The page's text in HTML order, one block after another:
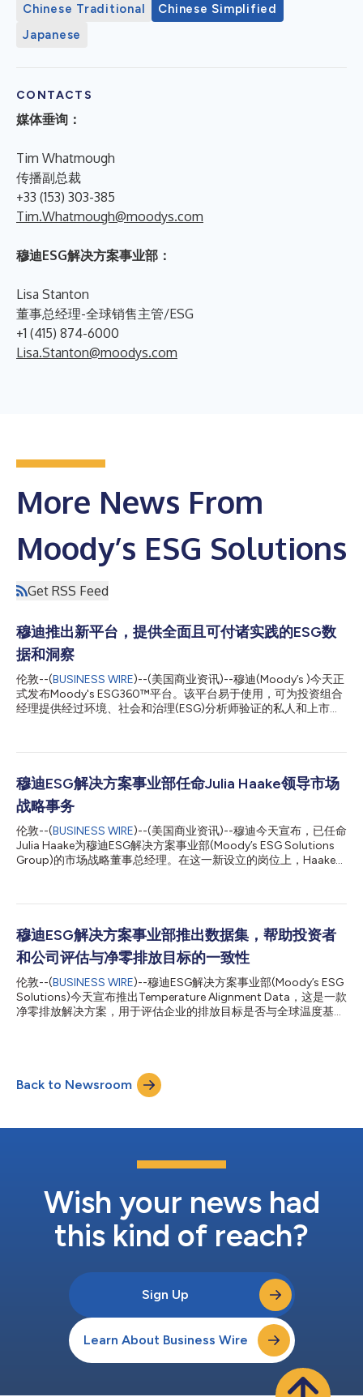
Chinese Traditional
Chinese Simplified
Japanese
CONTACTS
媒体垂询：
Tim Whatmough
传播副总裁
+33 (153) 303-385
Tim.Whatmough@moodys.com
穆迪ESG解决方案事业部：
Lisa Stanton
董事总经理-全球销售主管/ESG
+1 (415) 874-6000
Lisa.Stanton@moodys.com
More News From
Moody’s ESG Solutions
Get RSS Feed
穆迪推出新平台，提供全面且可付诸实践的ESG数
据和洞察
伦敦--(BUSINESS WIRE)--(美国商业资讯)--穆迪(Moody’s )今天正
式发布Moody's ESG360™平台。该平台易于使用，可为投资组合
经理提供经过环境、社会和治理(ESG)分析师验证的私人和上市公
案全球负责人Andrea Blackman表示：“要了解ESG和气候风险的
识。Moody’s ESG360™的推出表明我们致力于提供全面覆盖的信
息和情报，帮助投资组合经理充满自信地做出可持续决策。覆盖范
围不仅是一个数字，更是一项承诺。我们承诺提供精细且明确定义
的数据、分数和评估——所有这些都通过满足客户需求的平台交
付。” Moody’s ESG360™帮助投资组合经理识别出不同主题、行
业和地区中的ESG领先者和落后者，从投资组合层面监测和报告其
在广泛研究领域的表现，并从投资组合和实体层面分析关键风险指
穆迪ESG解决方案事业部任命Julia Haake领导市场
战略事务
伦敦--(BUSINESS WIRE)--(美国商业资讯)--穆迪今天宣布，已任命
Julia Haake为穆迪ESG解决方案事业部(Moody’s ESG Solutions
Group)的市场战略董事总经理。在这一新设立的岗位上，Haake女
穆迪ESG解决方案全球主管Andrea Blackman汇报。 Blackman女
更好地为战略规划、投资决策和风险分析提供信息，帮助组织实现
可持续增长。Julia在可持续发展和ESG方面拥有丰富的经验，这些
经验使她成为理想的人选，来加强我们的产品阵容并积极宣传穆迪
工具和领域专长的深度和广度。” Haake女士的职责将包括指导穆
迪ESG解决方案事业部的研究和外联工作，以进一步提高其作为
ESG思想领袖的地位，以及监督事业部的方法团队，以适应客户和
决策者不断变化的需求，并提供清晰度和透明度。 在加入穆迪之
穆迪ESG解决方案事业部推出数据集，帮助投资者
和公司评估与净零排放目标的一致性
伦敦--(BUSINESS WIRE)--穆迪ESG解决方案事业部(Moody’s ESG
Solutions)今天宣布推出Temperature Alignment Data，这是一款
净零排放解决方案，用于评估企业的排放目标是否与全球温度基准
能源转型做出贡献，并为实现排放目标采取可衡量的行动。穆迪
ESG解决方案事业部的Temperature Alignment Data提供更大的
透明度，以确定企业的净零排放承诺是否符合将升温幅度控制在
方案事业部的Temperature Alignment Data目前涵盖全球4,400
者可以利用这些数据来量化和监测企业的排放目标及其投资组合与
升温要求的一致性，而企业可以根据同行的排放目标和市场预期来
Back to Newsroom
Wish your news had
this kind of reach?
Sign Up
Learn About Business Wire